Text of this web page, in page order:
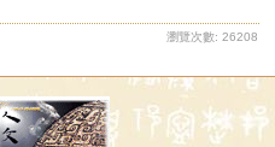
瀏覽次數: 26208